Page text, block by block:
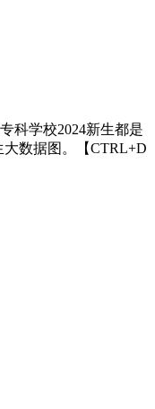
科学校2024新生都是
数据图。【CTRL+D